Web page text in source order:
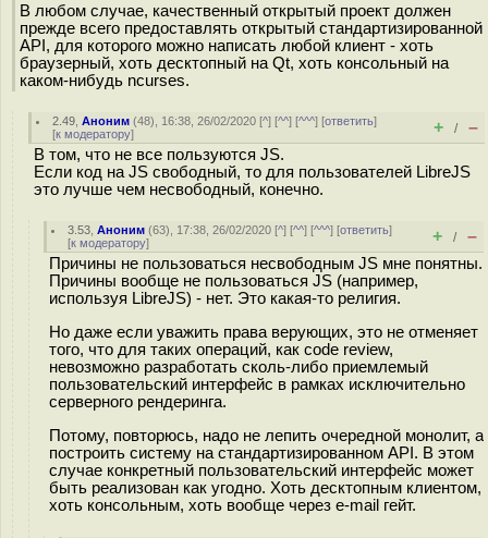
В любом случае, качественный открытый проект должен
прежде всего предоставлять открытый стандартизированной
API, для которого можно написать любой клиент - хоть
браузерный, хоть десктопный на Qt, хоть консольный на
каком-нибудь ncurses.
2.49 ,Аноним (48), 16:38, 26/02/2020 [^] [^^] [^^^] [ответить]
[к модератору] + / –
В том, что не все пользуются JS.
Если код на JS свободный, то для пользователей LibreJS
это лучше чем несвободный, конечно.
3.53 ,Аноним (63), 17:38, 26/02/2020 [^] [^^] [^^^] [ответить]
[к модератору] + / –
Причины не пользоваться несвободным JS мне понятны.
Причины вообще не пользоваться JS (например,
используя LibreJS) - нет. Это какая-то религия.
Но даже если уважить права верующих, это не отменяет
того, что для таких операций, как code review,
невозможно разработать сколь-либо приемлемый
пользовательский интерфейс в рамках исключительно
серверного рендеринга.
Потому, повторюсь, надо не лепить очередной монолит, а
построить систему на стандартизированном API. В этом
случае конкретный пользовательский интерфейс может
быть реализован как угодно. Хоть десктопным клиентом,
хоть консольным, хоть вообще через e-mail гейт.